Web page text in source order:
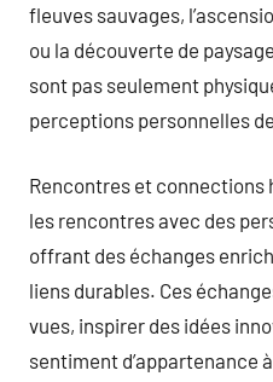
fleuves sauvages,
ou la découverte de
sont pas seulement
perceptions personnelles
Rencontres et connections
les rencontres avec des
offrant des échanges
liens durables. Ces
vues, inspirer des idées
sentiment d’appartenance